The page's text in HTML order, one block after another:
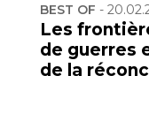
BEST OF -
Les
de guerres
de la